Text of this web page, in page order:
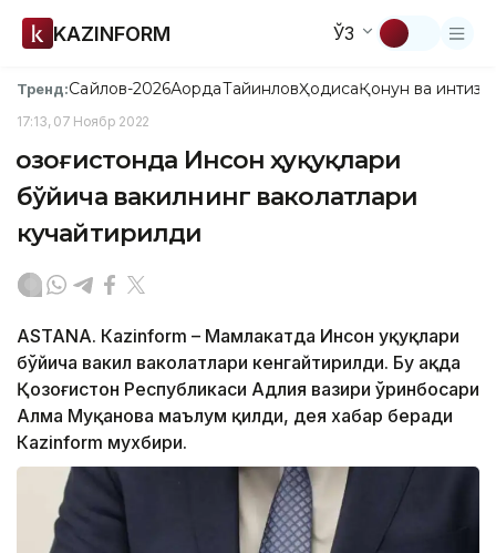
KAZINFORM ЎЗ
Тренд:Сайлов-2026АқордаТайинловҲодисаҚонун ва
17:13, 07 Ноябр 2022
Қозоғистонда Инсон ҳуқуқлари
бўйича вакилнинг ваколатлари
кучайтирилди
ASTANA. Кazinform – Мамлакатда Инсон ҳуқуқлари
бўйича вакил ваколатлари кенгайтирилди. Бу ҳақда
Қозоғистон Республикаси Адлия вазири ўринбосари
Алма Муқанова маълум қилди, дея хабар беради
Кazinform мухбири.